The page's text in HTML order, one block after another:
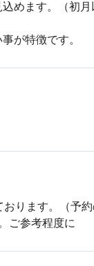
めます。（初月
が特徴です。
ります。（予約
ご参考程度に